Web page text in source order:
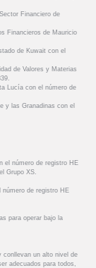
Financiero de
Financieros de Mauricio
de Kuwait con el
de Valores y Materias
Lucía con el número de
y las Granadinas con el
el número de registro HE
Grupo XS.
número de registro HE
para operar bajo la
conllevan un alto nivel de
adecuados para todos,